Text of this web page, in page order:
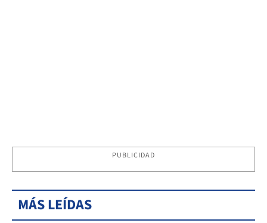
PUBLICIDAD
MÁS LEÍDAS